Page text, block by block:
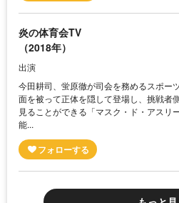
炎の体育会TV
（2018年）
出演
今田耕司、蛍原徹が司会を務めるスポー
面を被って正体を隠して登場し、挑戦者
見ることができる「マスク・ド・アスリ
能...